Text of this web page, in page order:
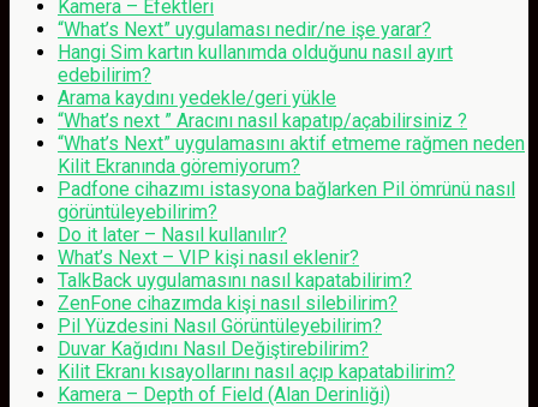
Kamera – Efektleri
“What’s Next” uygulaması nedir/ne işe yarar?
Hangi Sim kartın kullanımda olduğunu nasıl ayırt
edebilirim?
Arama kaydını yedekle/geri yükle
“What’s next ” Aracını nasıl kapatıp/açabilirsiniz ?
“What’s Next” uygulamasını aktif etmeme rağmen neden
Kilit Ekranında göremiyorum?
Padfone cihazımı istasyona bağlarken Pil ömrünü nasıl
görüntüleyebilirim?
Do it later – Nasıl kullanılır?
What’s Next – VIP kişi nasıl eklenir?
TalkBack uygulamasını nasıl kapatabilirim?
ZenFone cihazımda kişi nasıl silebilirim?
Pil Yüzdesini Nasıl Görüntüleyebilirim?
Duvar Kağıdını Nasıl Değiştirebilirim?
Kilit Ekranı kısayollarını nasıl açıp kapatabilirim?
Kamera – Depth of Field (Alan Derinliği)